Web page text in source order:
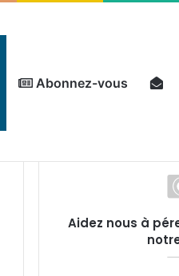
Abonnez-vous
Aidez nous à